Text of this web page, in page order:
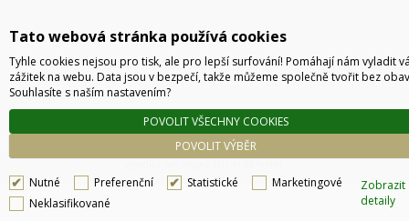
Technické řešení © 2026 CyberSoft s.r.o.
Podle zákona o evidenci tržeb je prodávající povinen vystavit kupujícímu účtenku. Zároveň
je povinen zaevidovat přijatou tržbu u správce daně online, v případě technického
Tato webová stránka používá cookies
Tyhle cookies nejsou pro tisk, ale pro lepší surfování! Pomáhají nám vyladit
zážitek na webu. Data jsou v bezpečí, takže můžeme společně tvořit bez
Souhlasíte s naším nastavením?
POVOLIT VÝBĚR
POVOLIT VŠECHNY COOKIES
Nutné Preferenční Statistické
Marketingové
Neklasifikované
Zobrazit
detaily